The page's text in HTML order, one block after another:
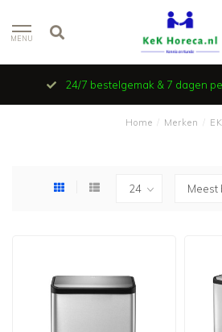
MENU
24/7 bestelgemak & 7 dagen
Home Merken